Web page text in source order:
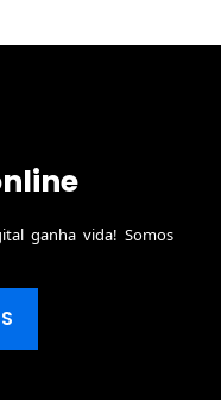
ganha vida! Somos